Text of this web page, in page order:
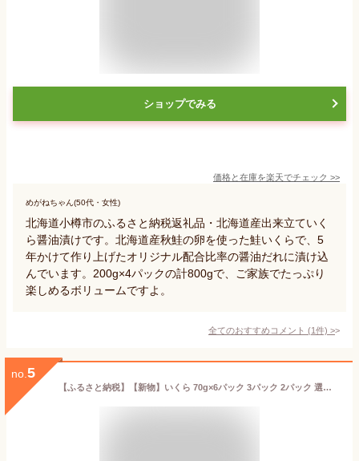
ショップでみる
価格と在庫を楽天でチェック >>
めがねちゃん(50代・女性)
北海道小樽市のふるさと納税返礼品・北海道産出来立ていく
ら醤油漬けです。北海道産秋鮭の卵を使った鮭いくらで、5
年かけて作り上げたオリジナル配合比率の醤油だれに漬け込
んでいます。200g×4パックの計800gで、ご家族でたっぷり
楽しめるボリュームですよ。
全てのおすすめコメント (1件) >
no. 5
【ふるさと納税】【新物】いくら 70g×6パック 3パック 2パック 選べる 漬けダレなしの粒立ついくら 便利小分け 簡単 いくら丼 山本商店 鮭いくら【北海道十勝浦幌町厚内産】